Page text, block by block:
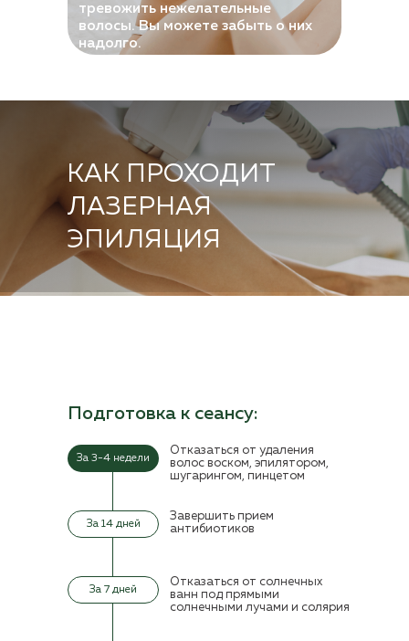
тревожить нежелательные
волосы. Вы можете забыть о них
надолго.
КАК ПРОХОДИТ
ЛАЗЕРНАЯ
ЭПИЛЯЦИЯ
За 3-4 недели
За 7 дней
За 14 дней
Отказаться от удаления
волос воском, эпилятором,
шугарингом, пинцетом
Отказаться от солнечных
ванн под прямыми
солнечными лучами и солярия
Завершить прием
антибиотиков
Подготовка к сеансу: